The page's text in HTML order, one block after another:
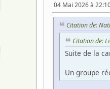
04 Mai 2026 à
Citation de:
Citation de:
Suite de la
Un groupe